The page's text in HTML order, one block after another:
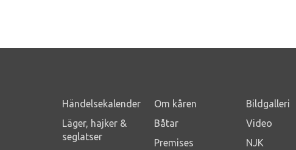
Händelsekalender
Läger, hajker &
seglatser
Om kåren
Båtar
Premises
Bildgalleri
Video
NJK